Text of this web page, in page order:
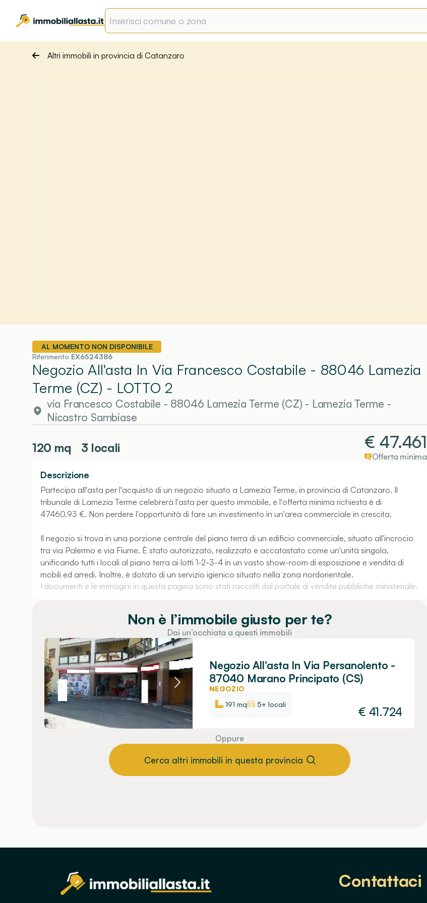
Altri immobili in provincia di Catanzaro
AL MOMENTO NON DISPONIBILE
Riferimento EX6524386
Negozio All'asta In Via Francesco Costabile - 88046 Lamezia
Terme (CZ) - LOTTO 2
via Francesco Costabile - 88046 Lamezia Terme (CZ) - Lamezia Terme -
Nicastro Sambiase
120 mq 3 locali € 47.461
Offerta minima
Descrizione
Partecipa all'asta per l'acquisto di un negozio situato a Lamezia Terme, in provincia di Catanzaro. Il
tribunale di Lamezia Terme celebrerà l'asta per questo immobile, e l'offerta minima richiesta è di
47460.93 €. Non perdere l'opportunità di fare un investimento in un'area commerciale in crescita.
Il negozio si trova in una porzione centrale del piano terra di un edificio commerciale, situato all'incrocio
tra via Palermo e via Fiume. È stato autorizzato, realizzato e accatastato come un'unità singola,
unificando tutti i locali al piano terra ai lotti 1-2-3-4 in un vasto show-room di esposizione e vendita di
mobili ed arredi. Inoltre, è dotato di un servizio igienico situato nella zona nordorientale.
I documenti e le immagini in questa pagina sono stati raccolti dal portale di vendite pubbliche ministeriale.
Non è l’immobile giusto per te?
Dai un’occhiata a questi immobili
Negozio All'asta In Via Persanolento -
87040 Marano Principato (CS)
NEGOZIO
191 mq
5+ locali
€ 41.724
Oppure
Cerca altri immobili in questa provincia
Contattaci